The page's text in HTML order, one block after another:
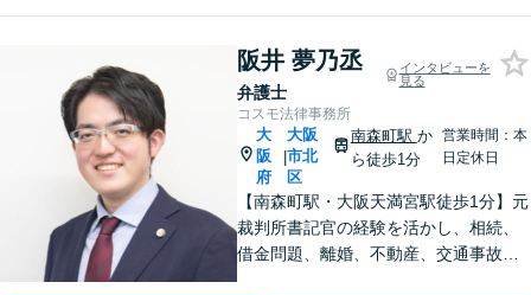
阪井 夢乃丞
弁護士
インタビューを
見る
コスモ法律事務所
大
阪
府
|
大阪
市北
区
南森町駅 か
ら徒歩1分
営業時間：本
日定休日
【南森町駅・大阪天満宮駅徒歩1分】元
裁判所書記官の経験を活かし、相続、
借金問題、離婚、不動産、交通事故に